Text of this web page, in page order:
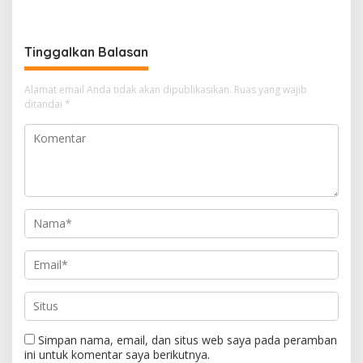
Tinggalkan Balasan
Alamat email Anda tidak akan dipublikasikan. Ruas yang wajib
ditandai *
Simpan nama, email, dan situs web saya pada peramban
ini untuk komentar saya berikutnya.